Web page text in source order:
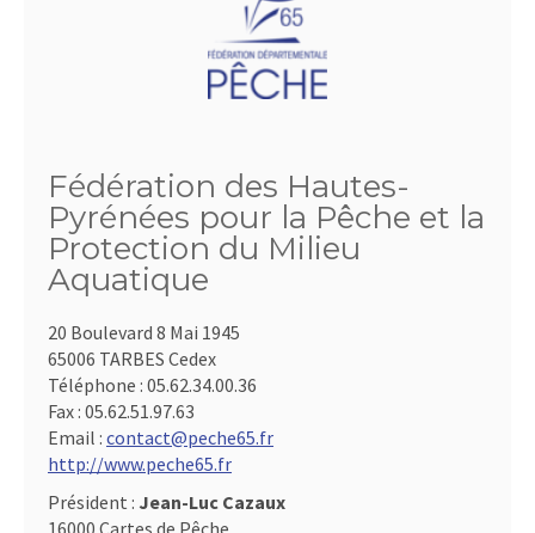
Fédération des Hautes-
Pyrénées pour la Pêche et la
Protection du Milieu
Aquatique
20 Boulevard 8 Mai 1945
65006 TARBES Cedex
Téléphone : 05.62.34.00.36
Fax : 05.62.51.97.63
Email : contact@peche65.fr
http://www.peche65.fr
Président : Jean-Luc Cazaux
16000 Cartes de Pêche